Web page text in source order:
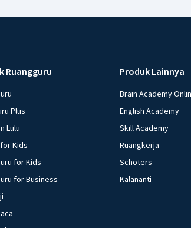
Ruangguru
Plus
Lulu
Kids
for Kids
for Business
Produk Lainnya
Brain Academy
English Academy
Skill Academy
Ruangkerja
Schoters
Kalananti